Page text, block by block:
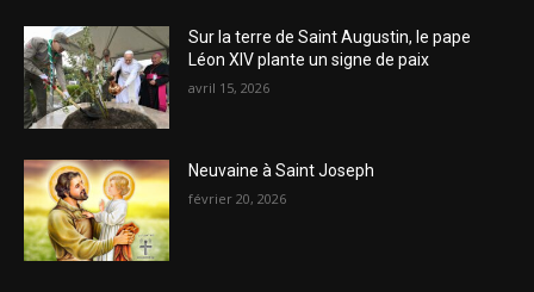
Sur la terre de Saint Augustin, le pape
Léon XIV plante un signe de paix
avril 15, 2026
Neuvaine à Saint Joseph
février 20, 2026